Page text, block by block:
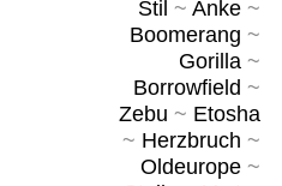
Stil ~ Anke~
Boomerang ~
Gorilla~
Borrowfield ~
Zebu ~ Etosha
~ Herzbruch ~
Oldeurope~